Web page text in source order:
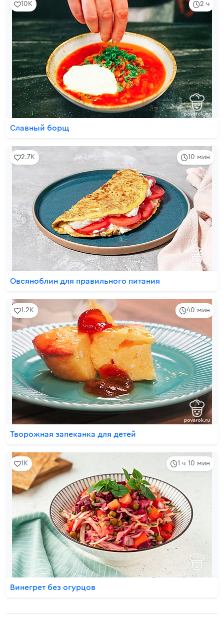
2 ч
10K
Славный борщ
10 мин
2.7K
Овсяноблин для правильного питания
40 мин
1.2K
Творожная запеканка для детей
1 ч 10 мин
1K
Винегрет без огурцов